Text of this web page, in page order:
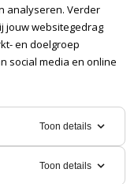
analyseren. Verder
jouw websitegedrag
en doelgroep
social media en online
Toon details
Toon details